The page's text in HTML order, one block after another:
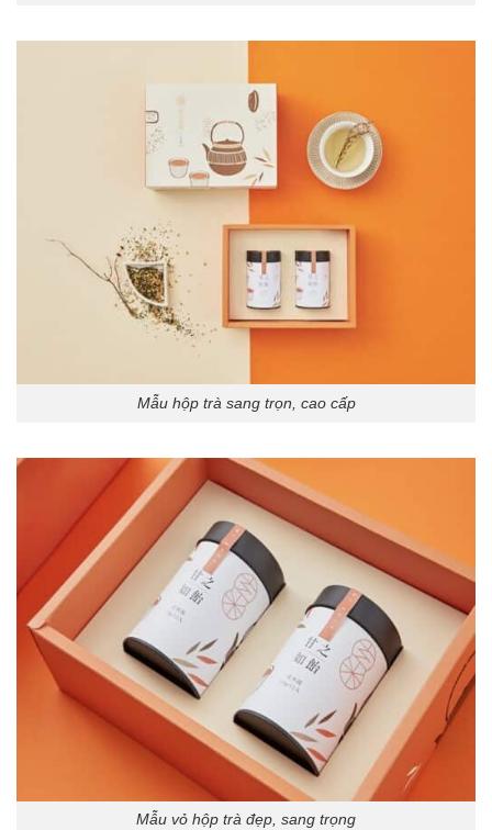
Mẫu hộp trà sang trọn, cao cấp
Mẫu vỏ hộp trà đẹp, sang trọng